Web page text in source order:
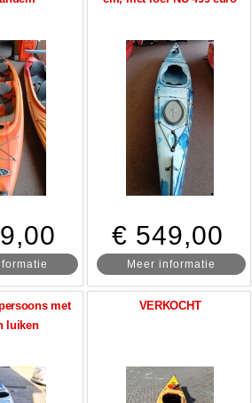
€ 549,00
Meer informatie
met
luiken
VERKOCHT